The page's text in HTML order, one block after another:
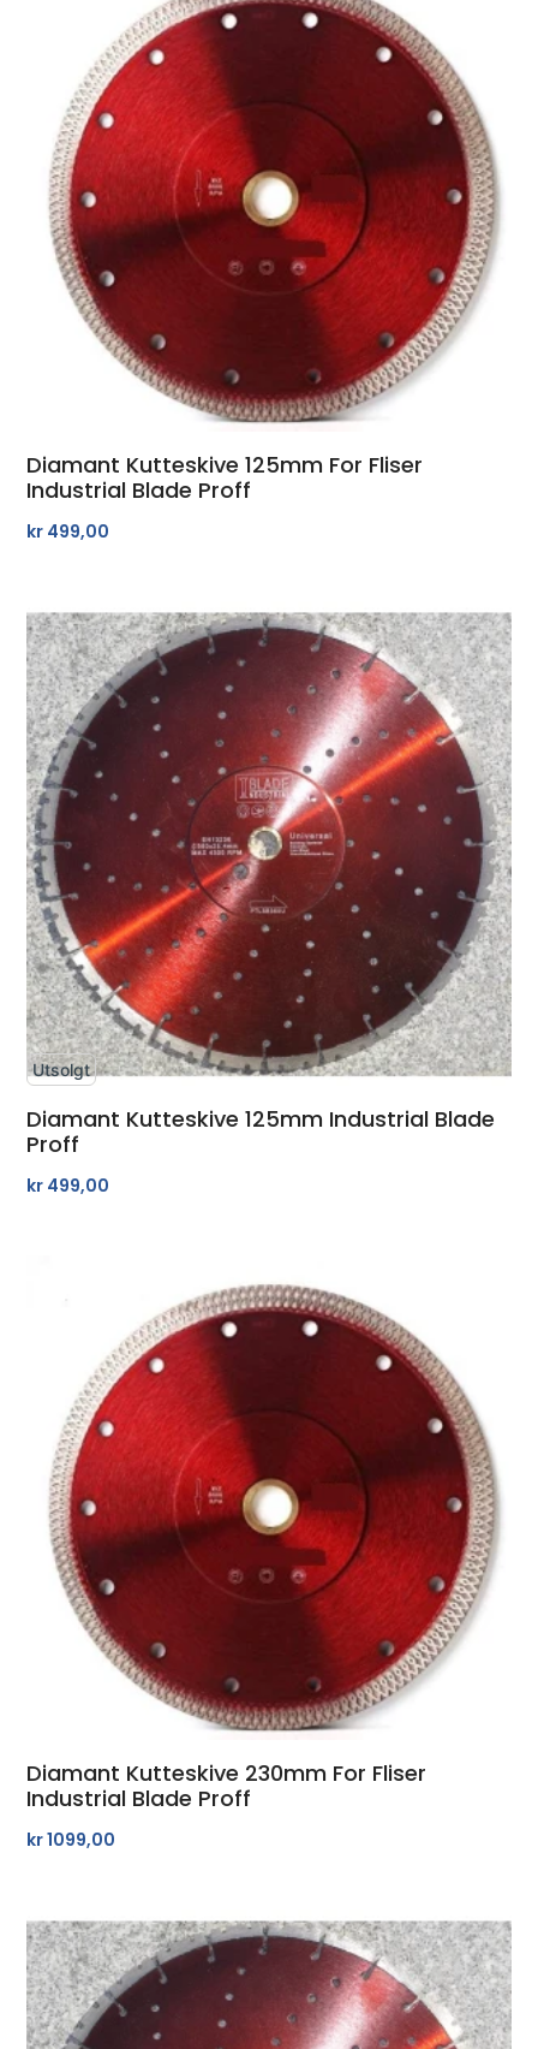
Diamant Kutteskive 125mm For Fliser
Industrial Blade Proff
kr 499,00
Diamant Kutteskive 125mm Industrial Blade
Proff
kr 499,00
Utsolgt
Diamant Kutteskive 230mm For Fliser
Industrial Blade Proff
kr1099,00